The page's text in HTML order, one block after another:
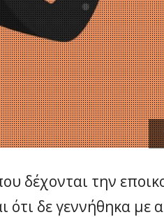
δέχονται την
ότι δε γεννήθηκα με